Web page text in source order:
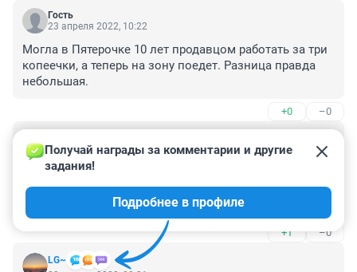
Гость
23 апреля 2022, 10:22
Могла в Пятерочке 10 лет продавцом работать за три
копеечки, а теперь на зону поедет. Разница правда
небольшая.
+0 –0
23 апреля 2022, 03:56
Прекрасноооо! Теперь она проведёт с десяток лет на
нарах, побольше бы таких посадок и глядишь
ошампуренных поубавилось в городе.
+1 –0
LG~
Получай награды за комментарии и другие
задания!
Подробнее в профиле